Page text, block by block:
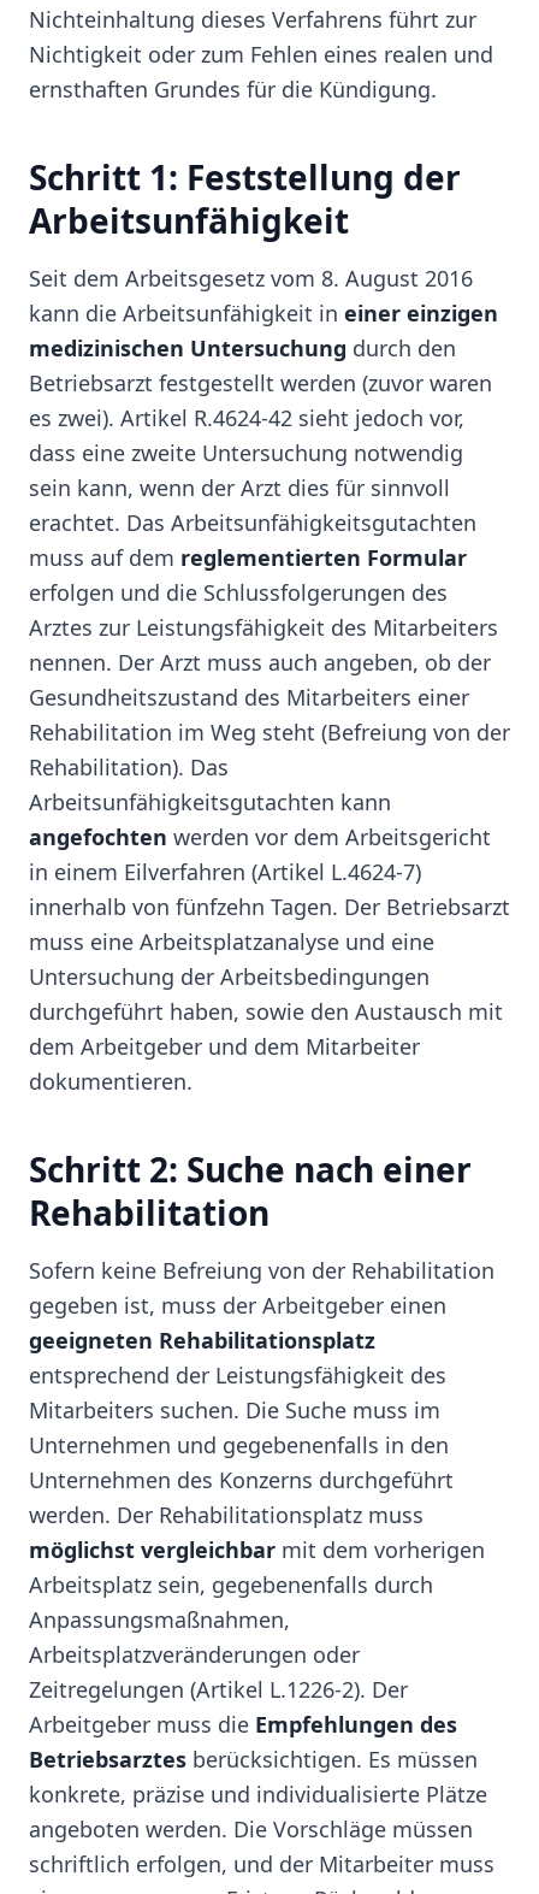
Nichteinhaltung dieses Verfahrens führt zur
Nichtigkeit oder zum Fehlen eines realen und
ernsthaften Grundes für die Kündigung.
Schritt 1: Feststellung der
Arbeitsunfähigkeit
Seit dem Arbeitsgesetz vom 8. August 2016
kann die Arbeitsunfähigkeit in einer einzigen
medizinischen Untersuchung durch den
Betriebsarzt festgestellt werden (zuvor waren
es zwei). Artikel R.4624-42 sieht jedoch vor,
dass eine zweite Untersuchung notwendig
sein kann, wenn der Arzt dies für sinnvoll
erachtet. Das Arbeitsunfähigkeitsgutachten
muss auf dem reglementierten Formular
erfolgen und die Schlussfolgerungen des
Arztes zur Leistungsfähigkeit des Mitarbeiters
nennen. Der Arzt muss auch angeben, ob der
Gesundheitszustand des Mitarbeiters einer
Rehabilitation im Weg steht (Befreiung von der
Rehabilitation). Das
Arbeitsunfähigkeitsgutachten kann
angefochten werden vor dem Arbeitsgericht
in einem Eilverfahren (Artikel L.4624-7)
innerhalb von fünfzehn Tagen. Der Betriebsarzt
muss eine Arbeitsplatzanalyse und eine
Untersuchung der Arbeitsbedingungen
durchgeführt haben, sowie den Austausch mit
dem Arbeitgeber und dem Mitarbeiter
dokumentieren.
Schritt 2: Suche nach einer
Rehabilitation
Sofern keine Befreiung von der Rehabilitation
gegeben ist, muss der Arbeitgeber einen
geeigneten Rehabilitationsplatz
entsprechend der Leistungsfähigkeit des
Mitarbeiters suchen. Die Suche muss im
Unternehmen und gegebenenfalls in den
Unternehmen des Konzerns durchgeführt
werden. Der Rehabilitationsplatz muss
möglichst vergleichbar mit dem vorherigen
Arbeitsplatz sein, gegebenenfalls durch
Anpassungsmaßnahmen,
Arbeitsplatzveränderungen oder
Zeitregelungen (Artikel L.1226-2). Der
Arbeitgeber muss die Empfehlungen des
Betriebsarztes berücksichtigen. Es müssen
konkrete, präzise und individualisierte Plätze
angeboten werden. Die Vorschläge müssen
schriftlich erfolgen, und der Mitarbeiter muss